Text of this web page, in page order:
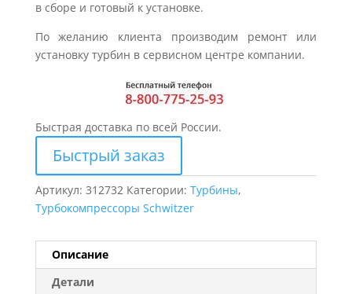
в сборе и готовый к установке.
По желанию клиента производим ремонт или
установку турбин в сервисном центре компании.
Быстрая доставка по всей России.
Быстрый заказ
Артикул: 312732 Категории: Турбины,
Турбокомпрессоры Schwitzer
Описание
Детали